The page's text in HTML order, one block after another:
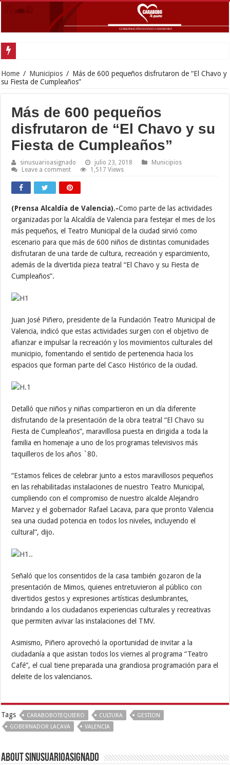
Home / Municipios / Más de 600 pequeños disfrutaron de “El Chavo y
su Fiesta de Cumpleaños”
Más de 600 pequeños
disfrutaron de “El Chavo y su
Fiesta de Cumpleaños”
sinusuarioasignado julio 23, 2018
Municipios
Leave a comment
1,517 Views
(Prensa Alcaldía de Valencia).-Como parte de las actividades
organizadas por la Alcaldía de Valencia para festejar el mes de los
más pequeños, el Teatro Municipal de la ciudad sirvió como
escenario para que más de 600 niños de distintas comunidades
disfrutaran de una tarde de cultura, recreación y esparcimiento,
además de la divertida pieza teatral “El Chavo y su Fiesta de
Cumpleaños”.
Juan José Piñero, presidente de la Fundación Teatro Municipal de
Valencia, indicó que estas actividades surgen con el objetivo de
afianzar e impulsar la recreación y los movimientos culturales del
municipio, fomentando el sentido de pertenencia hacia los
espacios que forman parte del Casco Histórico de la ciudad.
Detalló que niños y niñas compartieron en un día diferente
disfrutando de la presentación de la obra teatral “El Chavo su
Fiesta de Cumpleaños”, maravillosa puesta en dirigida a toda la
familia en homenaje a uno de los programas televisivos más
taquilleros de los años `80.
“Estamos felices de celebrar junto a estos maravillosos pequeños
en las rehabilitadas instalaciones de nuestro Teatro Municipal,
cumpliendo con el compromiso de nuestro alcalde Alejandro
Marvez y el gobernador Rafael Lacava, para que pronto Valencia
sea una ciudad potencia en todos los niveles, incluyendo el
cultural”, dijo.
Señaló que los consentidos de la casa también gozaron de la
presentación de Mimos, quienes entretuvieron al público con
divertidos gestos y expresiones artísticas deslumbrantes,
brindando a los ciudadanos experiencias culturales y recreativas
que permiten avivar las instalaciones del TMV.
Asimismo, Piñero aprovechó la oportunidad de invitar a la
ciudadanía a que asistan todos los viernes al programa “Teatro
Café”, el cual tiene preparada una grandiosa programación para el
deleite de los valencianos.
Tags CARABOBOTEQUIERO CULTURA
GESTION
GOBERNADOR LACAVA
VALENCIA
About sinusuarioasignado